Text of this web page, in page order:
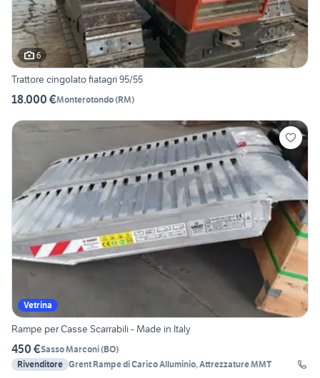
6
Trattore cingolato fiatagri 95/55
18.000 €Monterotondo(RM)
Vetrina
Rampe per Casse Scarrabili - Made in Italy
450 €Sasso Marconi(BO)
Rivenditore Grent Rampe di Carico Alluminio, Attrezzature MMT